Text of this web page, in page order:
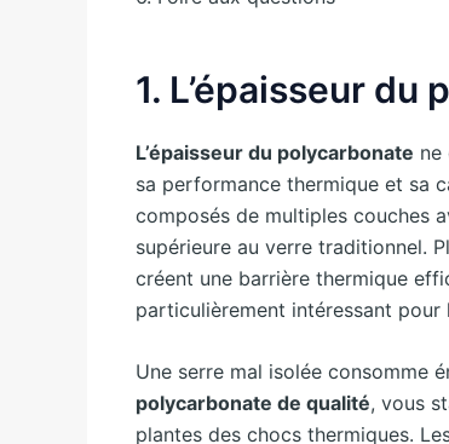
1. L’épaisseur
L’épaisseur du polycarbonate ne
sa performance thermique et sa
composés de multiples couches
supérieure au verre traditionnel.
créent une barrière thermique
particulièrement intéressant pour
Une serre mal isolée consomme
polycarbonate de qualité, vous
plantes des chocs thermiques.